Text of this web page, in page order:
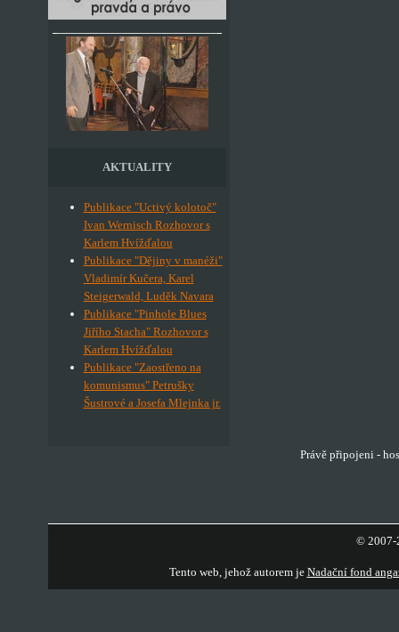
AKTUALITY
Publikace "Uctivý kolotoč"
Ivan Wernisch Rozhovor s
Karlem Hvížďalou
Publikace "Dějiny v manéži"
Vladimír Kučera, Karel
Steigerwald, Luděk Navara
Publikace "Pinhole Blues
Jiřího Stacha" Rozhovor s
Karlem Hvížďalou
Publikace "Zaostřeno na
komunismus" Petrušky
Šustrové a Josefa Mlejnka jr.
Právě připojeni -
© 2007-
Tento web, jehož autorem je Nadační fond